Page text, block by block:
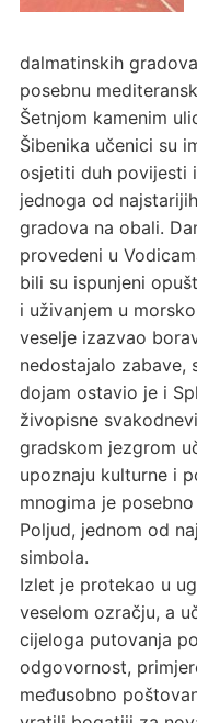
dalmatinskih
posebnu
Šetnjom kamenim
Šibenika učenici su
osjetiti duh povijesti
jednoga od
gradova na obali.
provedeni u
bili su ispunjeni
i uživanjem u
veselje izazvao
nedostajalo zabave,
dojam ostavio je i
živopisne
gradskom jezgrom
upoznaju kulturne i
mnogima je
Poljud, jednom od
simbola.
Izlet je protekao u
veselom ozračju, a
cijeloga putovanja
odgovornost,
međusobno